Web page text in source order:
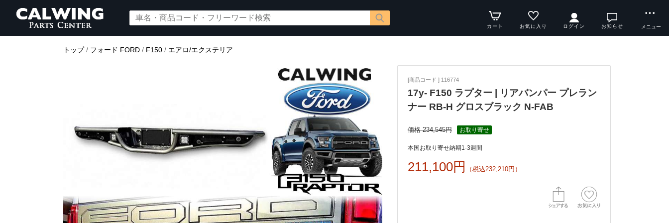
カート お気に入り ログイン お知らせ メニュー
トップ/ フォード FORD / F150 / エアロ/エクステリア
[商品コード ] 116774
17y- F150 ラプター | リアバンパー プレラン
ナー RB-H グロスブラック N-FAB
価格 234,545円 お取り寄せ
本国お取り寄せ納期1-3週間
211,100円 （税込232,210円）